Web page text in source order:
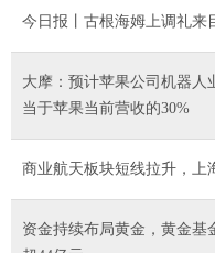
今日报丨古根海姆上调礼来
大摩：预计苹果公司机器人
当于苹果当前营收的30%
商业航天板块短线拉升，上
资金持续布局黄金，黄金基